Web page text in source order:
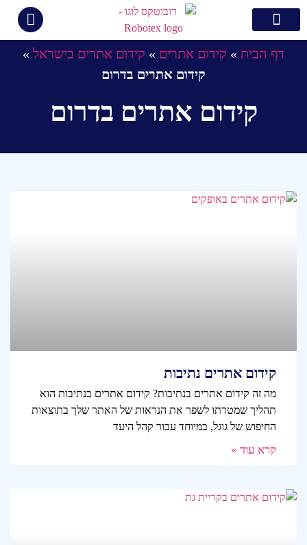
דף הבית » קידום אתרים » קידום אתרים בישראל »
קידום אתרים בדרום
קידום אתרים בדרום
קידום אתרים נתיבות
מה זה קידום אתרים בנתיבות? קידום אתרים בנתיבות הוא
תהליך שמטרתו לשפר את הנראות של האתר שלך בתוצאות
החיפוש של גוגל, במיוחד עבור קהל היעד
קרא עוד »